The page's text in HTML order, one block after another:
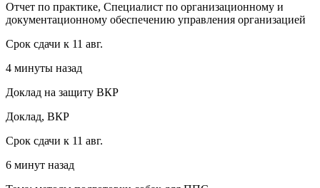
Отчет по практике, Специалист по организационному и
документационному обеспечению управления организацией
Срок сдачи к 11 авг.
4 минуты назад
Доклад на защиту ВКР
Доклад, ВКР
Срок сдачи к 11 авг.
6 минут назад